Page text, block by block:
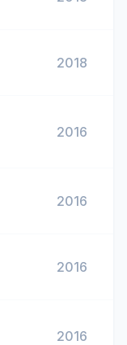
2018
2016
2016
2016
2016